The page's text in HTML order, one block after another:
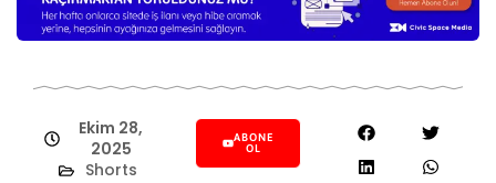
Ekim 28,
2025
Shorts
ABONE
OL